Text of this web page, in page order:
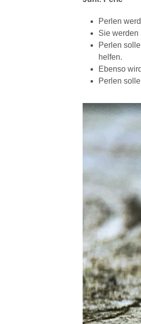
Perlen
Sie werden
Perlen
helfen.
Ebenso
Perlen